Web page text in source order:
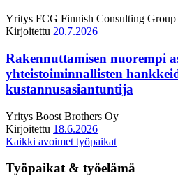
Yritys FCG Finnish Consulting
Kirjoitettu 20.7.2026
Rakennuttamisen nuorempi
yhteistoiminnallisten
kustannusasiantuntija
Yritys Boost Brothers Oy
Kirjoitettu 18.6.2026
Kaikki avoimet työpaikat
Työpaikat & työelämä